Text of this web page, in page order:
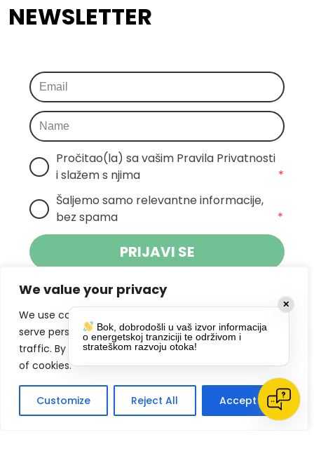
We value your privacy
We use cookies to enhance your browsing experience,
serve personalized ads or content, and analyze our
traffic. By clicking "Accept All", you consent to our use
of cookies.
Customize Reject All Accept All
NEWSLETTER
Pročitao(la) sa vašim Pravila Privatnosti
i slažem s njima
*
Šaljemo samo relevantne informacije,
bez spama
*
PRIJAVI SE
Klikom na gumb dajete suglasnost za
primanje novosti Pokreta Otoka te se
slažete spolitikom privatnosti.
DRUŠTVENE MREŽE
✕
Bok, dobrodošli u vaš izvor informacija
o energetskoj tranziciji te održivom i
strateškom razvoju otoka!